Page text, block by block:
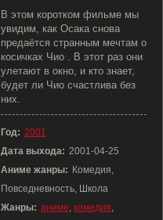
В этом коротком фильме мы
увидим, как Осака снова
предаётся странным мечтам о
косичках Чио . В этот раз они
улетают в окно, и кто знает,
будет ли Чио счастлива без
них.
Год: 2001
Дата выхода: 2001-04-25
Аниме жанры: Комедия,
Повседневность, Школа
Жанры: аниме, комедия,